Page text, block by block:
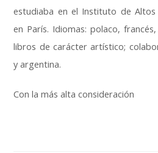
estudiaba en el Instituto de Altos
en París. Idiomas: polaco,
libros de carácter artístico;
y argentina.
Con la más alta consideración